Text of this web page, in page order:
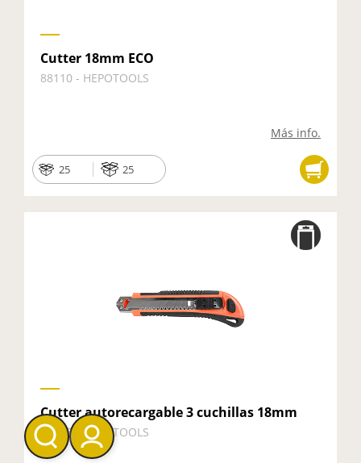
Cutter 18mm ECO
88110 - HEPOTOOLS
Más info.
25 25
Cutter autorecargable 3 cuchillas 18mm
88115 - HEPOTOOLS